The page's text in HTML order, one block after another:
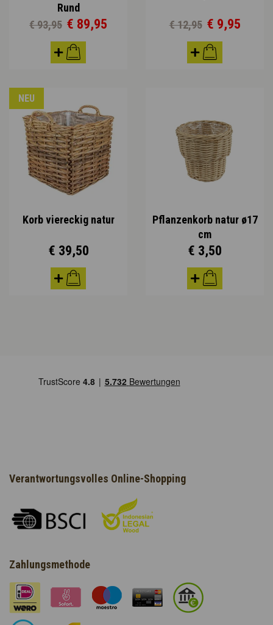
Rund
€ 93,95 € 89,95 € 12,95 € 9,95
NEU
Korb viereckig natur
€ 39,50
Pflanzenkorb natur ø17
cm
€ 3,50
Verantwortungsvolles Online-Shopping
Zahlungsmethode